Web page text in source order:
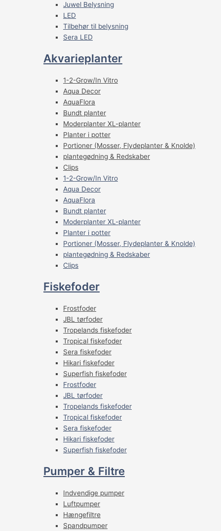
Juwel Belysning
LED
Tilbehør til belysning
Sera LED
Akvarieplanter
1-2-Grow/In Vitro
Aqua Decor
AquaFlora
Bundt planter
Moderplanter XL-planter
Planter i potter
Portioner (Mosser, Flydeplanter & Knolde)
plantegødning & Redskaber
Clips
1-2-Grow/In Vitro
Aqua Decor
AquaFlora
Bundt planter
Moderplanter XL-planter
Planter i potter
Portioner (Mosser, Flydeplanter & Knolde)
plantegødning & Redskaber
Clips
Fiskefoder
Frostfoder
JBL tørfoder
Tropelands fiskefoder
Tropical fiskefoder
Sera fiskefoder
Hikari fiskefoder
Superfish fiskefoder
Frostfoder
JBL tørfoder
Tropelands fiskefoder
Tropical fiskefoder
Sera fiskefoder
Hikari fiskefoder
Superfish fiskefoder
Pumper & Filtre
Indvendige pumper
Luftpumper
Hængefiltre
Spandpumper